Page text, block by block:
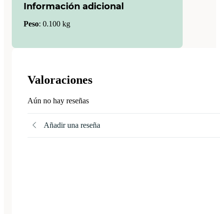
Información adicional
Peso: 0.100 kg
Valoraciones
Aún no hay reseñas
Añadir una reseña